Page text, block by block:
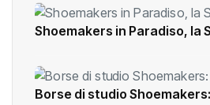
Shoemakers in Paradiso, la
Borse di studio